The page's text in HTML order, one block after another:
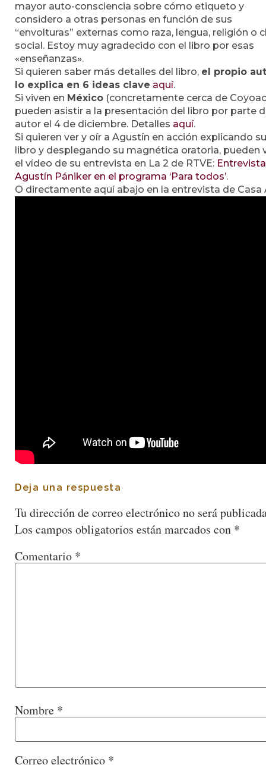
mayor auto-consciencia sobre cómo etiqueto y
considero a otras personas en función de sus
“envolturas” externas como raza, lengua, religión o
social. Estoy muy agradecido con el libro por esas
«enseñanzas».
Si quieren saber más detalles del libro, el propio
lo explica en 6 ideas clave aquí.
Si viven en México (concretamente cerca de
pueden asistir a la presentación del libro por parte
autor el 4 de diciembre. Detalles aquí.
Si quieren ver y oír a Agustín en acción explicando su
libro y desplegando su magnética oratoria, pueden
el vídeo de su entrevista en La 2 de RTVE:
Agustín Pániker en el programa ‘Para todos’.
O directamente aquí abajo en la entrevista de Casa
Deja una respuesta
Tu dirección de correo electrónico no será
Los campos obligatorios están marcados con *
Comentario *
Nombre *
Correo electrónico *